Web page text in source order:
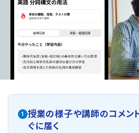
1
授業の様子や講師のコメン
ぐに届く